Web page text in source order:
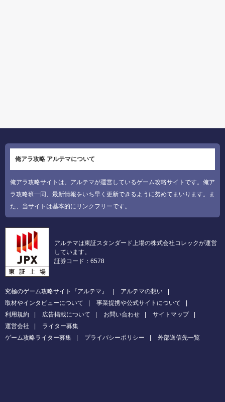
俺アラ攻略 アルテマについて
俺アラ攻略サイトは、アルテマが運営しているゲーム攻略サイトです。俺ア
ラ攻略班一同、最新情報をいち早く更新できるように努めてまいります。ま
た、当サイトは基本的にリンクフリーです。
アルテマは東証スタンダード上場の株式会社コレックが運営
しています。
証券コード：6578
究極のゲーム攻略サイト『アルテマ』
アルテマの想い
取材やインタビューについて
事業提携や公式サイトについて
利用規約
広告掲載について お問い合わせ
サイトマップ
運営会社
ライター募集
ゲーム攻略ライター募集
プライバシーポリシー 外部送信先一覧